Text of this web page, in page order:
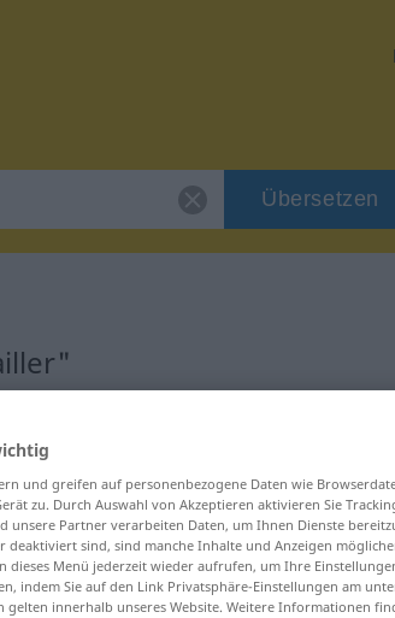
Übersetzen
und greifen auf personenbezogene Daten wie
zu. Durch Auswahl von Akzeptieren aktivieren Sie
unsere Partner verarbeiten Daten, um Ihnen Dienste
deaktiviert sind, sind manche Inhalte und Anzeigen
dieses Menü jederzeit wieder aufrufen, um Ihre
indem Sie auf den Link Privatsphäre-Einstellungen am
gelten innerhalb unseres Website. Weitere Informationen